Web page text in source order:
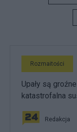
Rozmaitości
Upały są
katastrofalna
Redakcja